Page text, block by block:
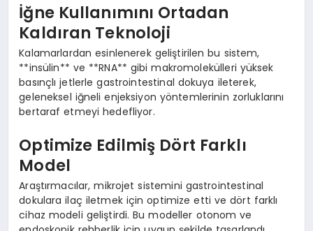
İğne Kullanımını Ortadan
Kaldıran Teknoloji
Kalamarlardan esinlenerek geliştirilen bu sistem,
**insülin** ve **RNA** gibi makromolekülleri yüksek
basınçlı jetlerle gastrointestinal dokuya ileterek,
geleneksel iğneli enjeksiyon yöntemlerinin zorluklarını
bertaraf etmeyi hedefliyor.
Optimize Edilmiş Dört Farklı
Model
Araştırmacılar, mikrojet sistemini gastrointestinal
dokulara ilaç iletmek için optimize etti ve dört farklı
cihaz modeli geliştirdi. Bu modeller otonom ve